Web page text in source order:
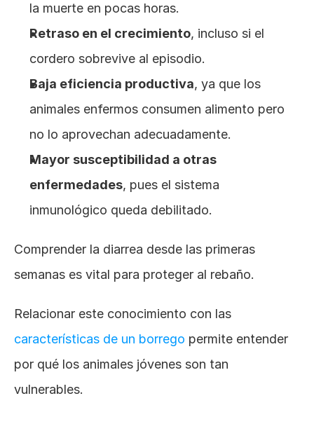
la muerte en pocas horas.
Retraso en el crecimiento, incluso si el
cordero sobrevive al episodio.
Baja eficiencia productiva, ya que los
animales enfermos consumen alimento pero
no lo aprovechan adecuadamente.
Mayor susceptibilidad a otras
enfermedades, pues el sistema
inmunológico queda debilitado.
Comprender la diarrea desde las primeras
semanas es vital para proteger al rebaño.
Relacionar este conocimiento con las
características de un borrego permite entender
por qué los animales jóvenes son tan
vulnerables.